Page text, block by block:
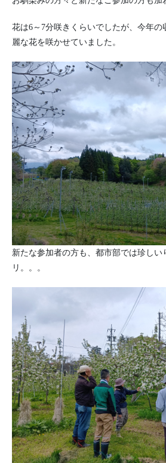
花は6～7分咲きくらいでしたが、今年
麗な花を咲かせていました。
新たな参加者の方も、都市部では珍しい
リ。。。